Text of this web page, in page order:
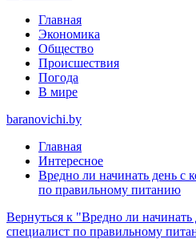
Главная
Экономика
Общество
Происшествия
Погода
В мире
baranovichi.by
Главная
Интересное
Вредно ли начинать день с
по правильному питанию
Вернуться к "Вредно ли начинать
специалист по правильному